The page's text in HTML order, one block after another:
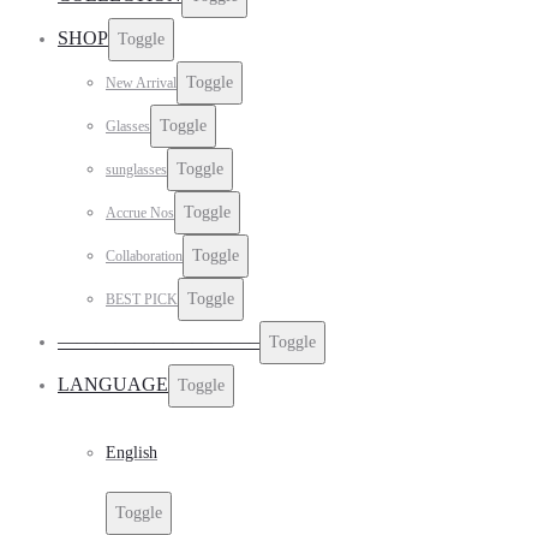
SHOP Toggle
New Arrival Toggle
Glasses Toggle
sunglasses Toggle
Accrue Nos Toggle
Collaboration Toggle
BEST PICK Toggle
——————————– Toggle
LANGUAGE Toggle
English
Toggle